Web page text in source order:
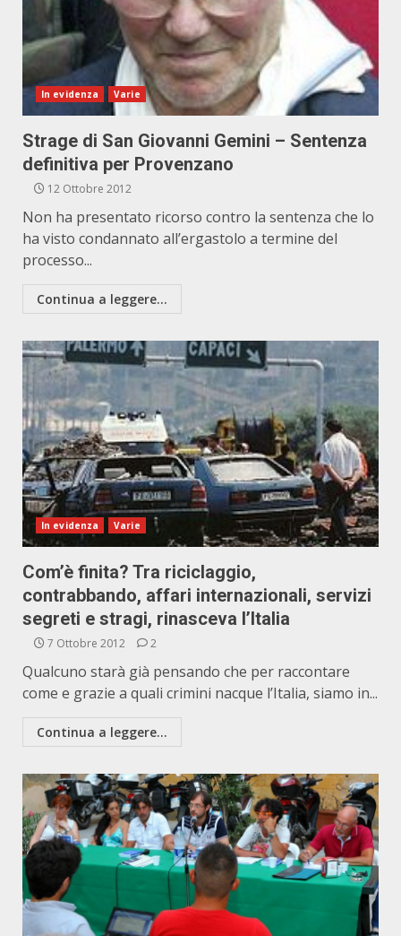
In evidenza Varie
Strage di San Giovanni Gemini – Sentenza
definitiva per Provenzano
12 Ottobre 2012
Non ha presentato ricorso contro la sentenza che lo
ha visto condannato all’ergastolo a termine del
processo...
Continua a leggere...
In evidenza Varie
Com’è finita? Tra riciclaggio,
contrabbando, affari internazionali, servizi
segreti e stragi, rinasceva l’Italia
7 Ottobre 2012 2
Qualcuno starà già pensando che per raccontare
come e grazie a quali crimini nacque l’Italia, siamo in...
Continua a leggere...